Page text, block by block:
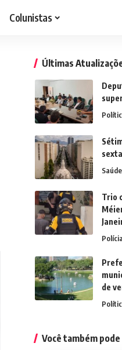
Colunistas
Últimas
Saúde
Trio
Polícia
de
Você também